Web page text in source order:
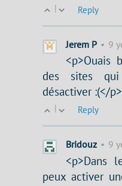
| Reply
Jerem P • 9
<p>Ouais
des sites
désactiver :(</p>
| Reply
Bridouz • 9
<p>Dans
peux activer